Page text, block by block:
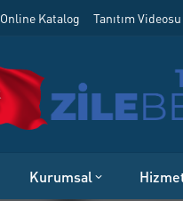
Online Katalog Tanıtım Videosu
Kurumsal